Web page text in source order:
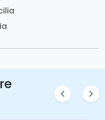
chevron_left chevron_right